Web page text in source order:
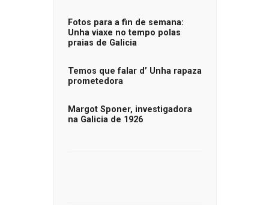
Fotos para a fin de semana:
Unha viaxe no tempo polas
praias de Galicia
Temos que falar d’ Unha rapaza
prometedora
Margot Sponer, investigadora
na Galicia de 1926